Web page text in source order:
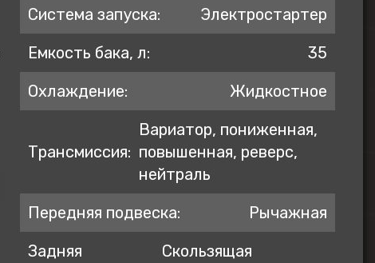
Система запуска:
Электростартер
Емкость бака, л:
35
Охлаждение:
Жидкостное
Трансмиссия:
Вариатор, пониженная,
повышенная, реверс,
нейтраль
Передняя подвеска:
Рычажная
Задняя
Скользящая